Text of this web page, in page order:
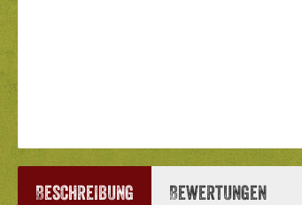
Beschreibung Bewertungen